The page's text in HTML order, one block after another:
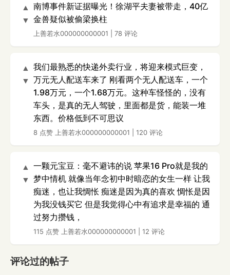
▲
▼
南博事件新证据曝光！徐湖平夫妻被带走，40亿
金兽疑似被偷梁换柱
上善若水000000000001 78 评论
▲
▼
我们最熟悉的快递外卖行业，将迎来模式巨变，
万元无人配送车来了 刚看两个无人配送车，一个
1.98万元，一个1.68万元。这种车怪怪的，没有
车头，是真的无人驾驶，里面都是货，能装一堆
东西。价格低到不可思议
8 点赞 上善若水000000000001 120 评论
▲
▼
一颗元宝豆：毫不避讳的说 苹果16 Pro就是我的
梦中情机 就像当年念初中时暗恋的女生一样 让我
痴迷，也让我惆怅 痴迷是因为真的喜欢 惆怅是因
为我没钱买它 但是我觉得心中有追求是幸福的 通
过努力攒钱，
115 点赞 上善若水000000000001 12 评论
评论过的帖子